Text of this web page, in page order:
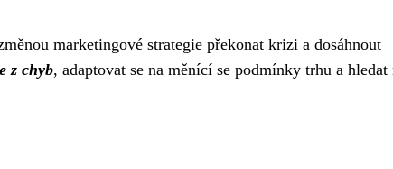
marketingové strategie překonat krizi a dosáhnout
z chyb, adaptovat se na měnící se podmínky trhu a hledat